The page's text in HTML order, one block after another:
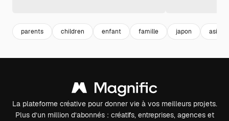
parents children enfant famille japon
La plateforme créative pour donner vie à vos meilleurs projets.
Plus d’un million d’abonnés : créatifs, entreprises, agences et